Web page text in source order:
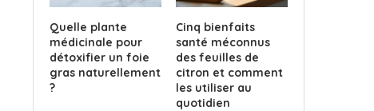
Quelle plante
médicinale pour
détoxifier un foie
gras naturellement
?
Cinq bienfaits
santé méconnus
des feuilles de
citron et comment
les utiliser au
quotidien